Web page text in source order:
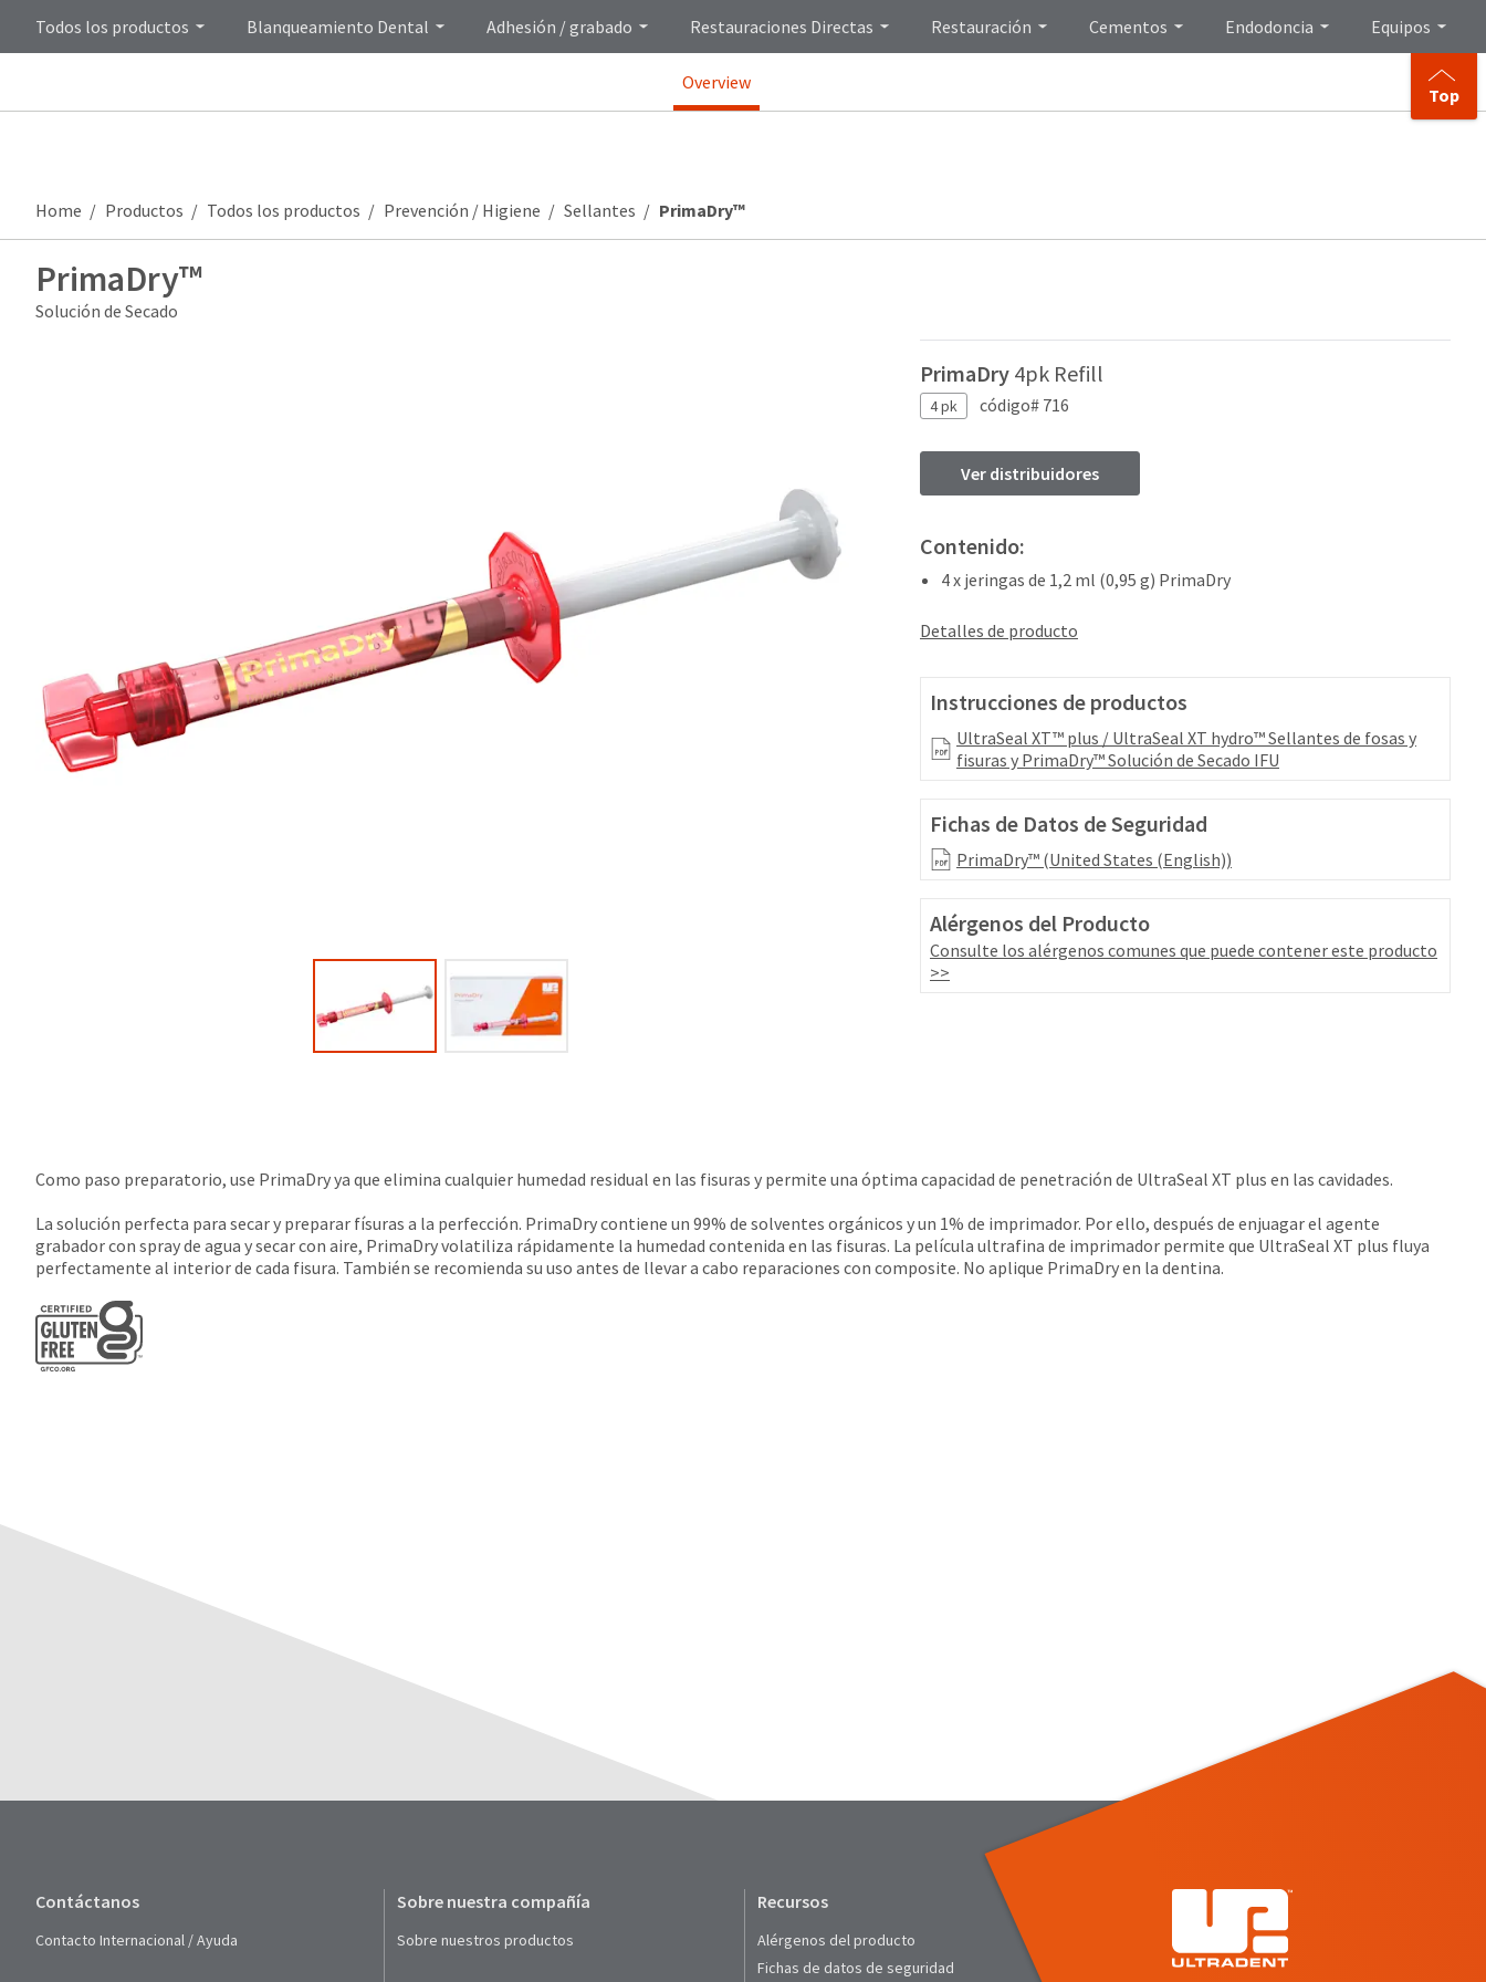
Todos los productos Blanqueamiento Dental Adhesión / grabado Restauraciones Directas Restauración Cementos Endodoncia Equipos
Overview
Top
Home Productos Todos los productos Prevención / Higiene Sellantes PrimaDry™
PrimaDry™
Solución de Secado
PrimaDry 4pk Refill
4 pk código# 716
Ver distribuidores
Contenido:
4 x jeringas de 1,2 ml (0,95 g) PrimaDry
Detalles de producto
Instrucciones de productos
UltraSeal XT™ plus / UltraSeal XT hydro™ Sellantes de fosas y
fisuras y PrimaDry™ Solución de Secado IFU
Fichas de Datos de Seguridad
PrimaDry™ (United States (English))
Alérgenos del Producto
Consulte los alérgenos comunes que puede contener este producto
>>
Como paso preparatorio, use PrimaDry ya que elimina cualquier humedad residual en las fisuras y permite una óptima capacidad de penetración de UltraSeal XT plus en las cavidades.
La solución perfecta para secar y preparar físuras a la perfección. PrimaDry contiene un 99% de solventes orgánicos y un 1% de imprimador. Por ello, después de enjuagar el agente
grabador con spray de agua y secar con aire, PrimaDry volatiliza rápidamente la humedad contenida en las fisuras. La película ultrafina de imprimador permite que UltraSeal XT plus fluya
perfectamente al interior de cada fisura. También se recomienda su uso antes de llevar a cabo reparaciones con composite. No aplique PrimaDry en la dentina.
Contáctanos
Contacto Internacional / Ayuda
Sobre nuestra compañía
Sobre nuestros productos
Recursos
Alérgenos del producto
Fichas de datos de seguridad